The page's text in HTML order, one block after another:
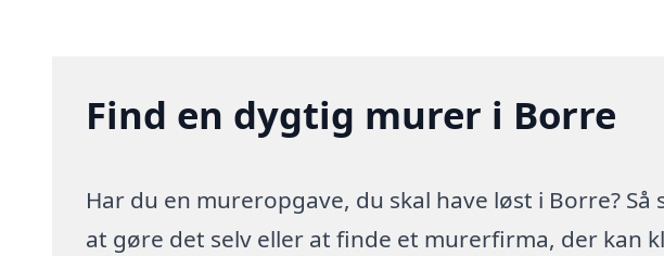
Find en dygtig murer i Borre
Har du en mureropgave, du skal have løst i Borre?
at gøre det selv eller at finde et murerfirma, der kan